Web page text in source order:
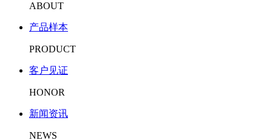
ABOUT
产品样本
PRODUCT
客户见证
HONOR
新闻资讯
NEWS